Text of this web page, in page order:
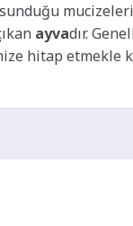
ayvadır.
hitap etmekle